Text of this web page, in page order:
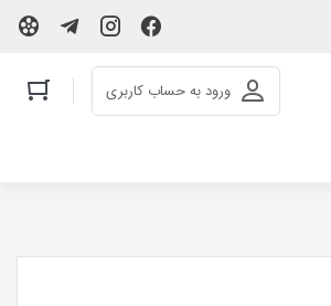
ورود به حساب کاربری